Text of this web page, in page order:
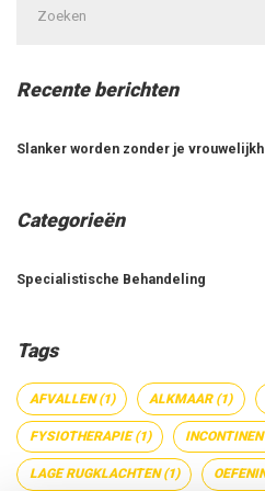
naar:
Recente berichten
Slanker worden zonder je
Categorieën
Specialistische Behandeling
Tags
AFVALLEN(1) ALKMAAR(1)
FYSIOTHERAPIE(1)
LAGE RUGKLACHTEN(1)